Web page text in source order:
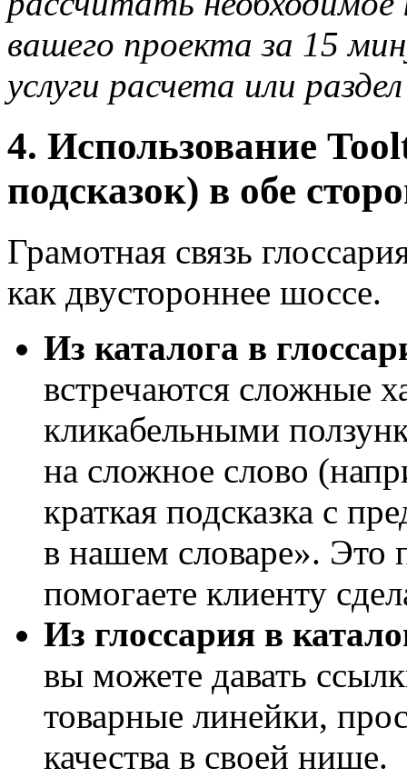
вашего проекта за 15
услуги расчета или
4. Использование
подсказок) в обе
Грамотная связь
как двустороннее шоссе.
Из каталога в
встречаются сложные
кликабельными
на сложное слово
краткая подсказка с
в нашем словаре».
помогаете клиенту
Из глоссария в
вы можете давать
товарные линейки,
качества в своей нише.